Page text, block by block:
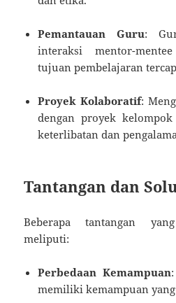
Pemantauan Guru:
interaksi mentor-
tujuan pembelajaran
Proyek Kolaboratif:
dengan proyek
keterlibatan dan
Tantangan dan
Beberapa tantangan
meliputi:
Perbedaan Kemampuan
memiliki kemampuan yang